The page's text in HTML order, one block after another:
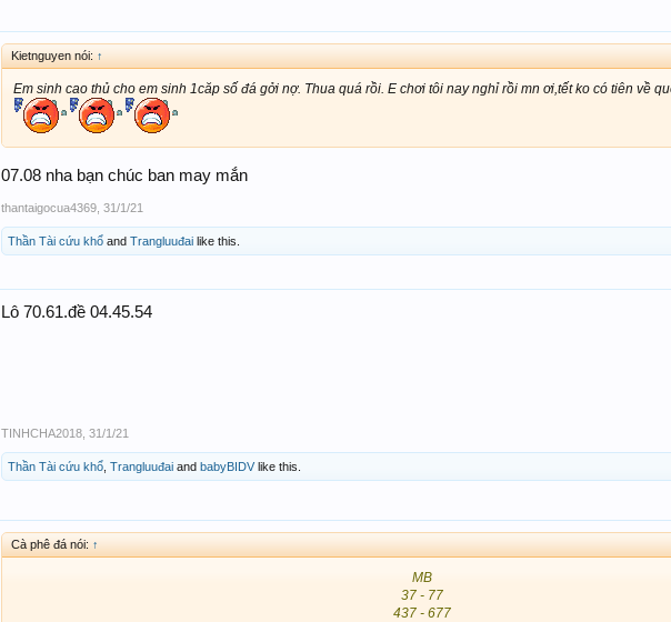
Kietnguyen nói: ↑
Em sinh cao thủ cho em sinh 1căp số đá gởi nợ. Thua quá rồi. E chơi tôi nay nghỉ rồi mn ơi,tết ko có tiên về
07.08 nha bạn chúc ban may mắn
thantaigocua4369 31/1/21
Thần Tài cứu khổ and Trangluuđai like this.
Lô 70.61.đề 04.45.54
TINHCHA2018 31/1/21
Thần Tài cứu khổ Trangluuđai and babyBIDV like this.
Cà phê đá nói: ↑
MB
37 - 77
437 - 677